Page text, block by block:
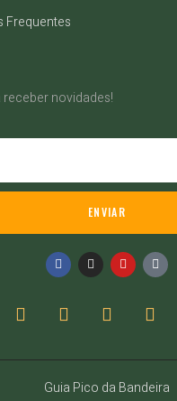
Frequentes
novidades!
ENVIAR
Guia Pico da Bandeira